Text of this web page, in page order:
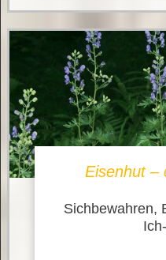
Eisenhut –
Sichbewahren,